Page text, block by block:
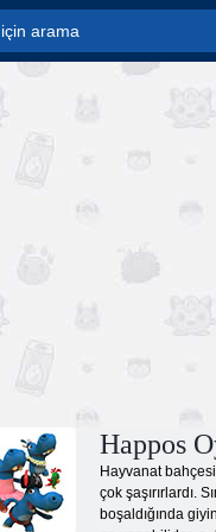
Happos
Hayvanat
çok şaşırırlardı.
boşaldığında